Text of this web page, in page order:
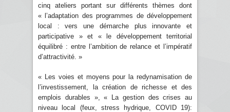
cinq ateliers portant sur différents thèmes dont
« l’adaptation des programmes de développement
local : vers une démarche plus innovante et
participative » et « le développement territorial
équilibré : entre l’ambition de relance et l’impératif
d’attractivité. »
« Les voies et moyens pour la redynamisation de
l’investissement, la création de richesse et des
emplois durables », « La gestion des crises au
niveau local (feux, stress hydrique, COVID 19):